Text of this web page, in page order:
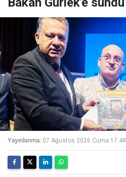
Yayınlanma: 07 Ağustos 2026 Cuma 17:48